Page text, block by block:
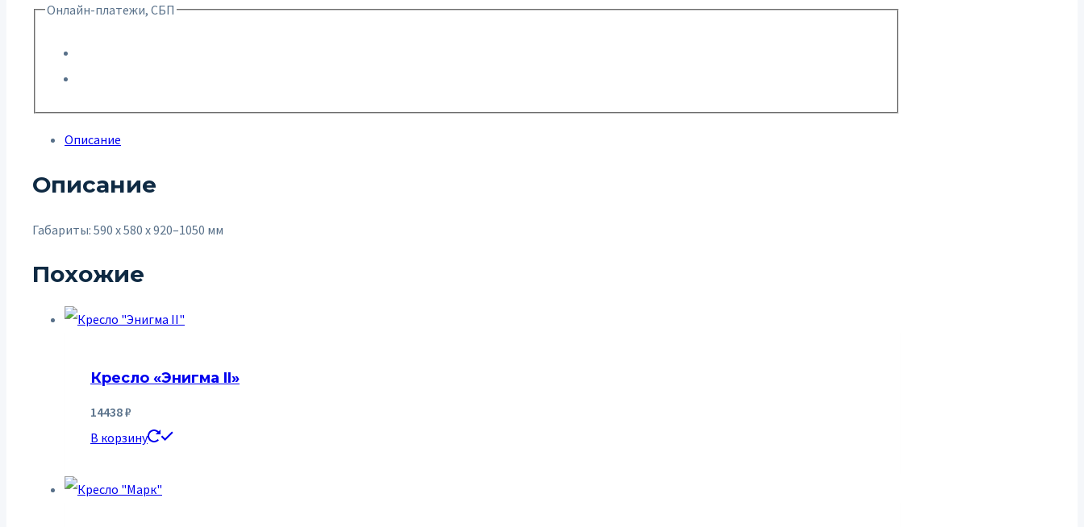
Онлайн-платежи, СБП
Описание
Описание
Габариты: 590 х 580 х 920–1050 мм
Похожие
Кресло «Энигма II»
14438₽
В корзину